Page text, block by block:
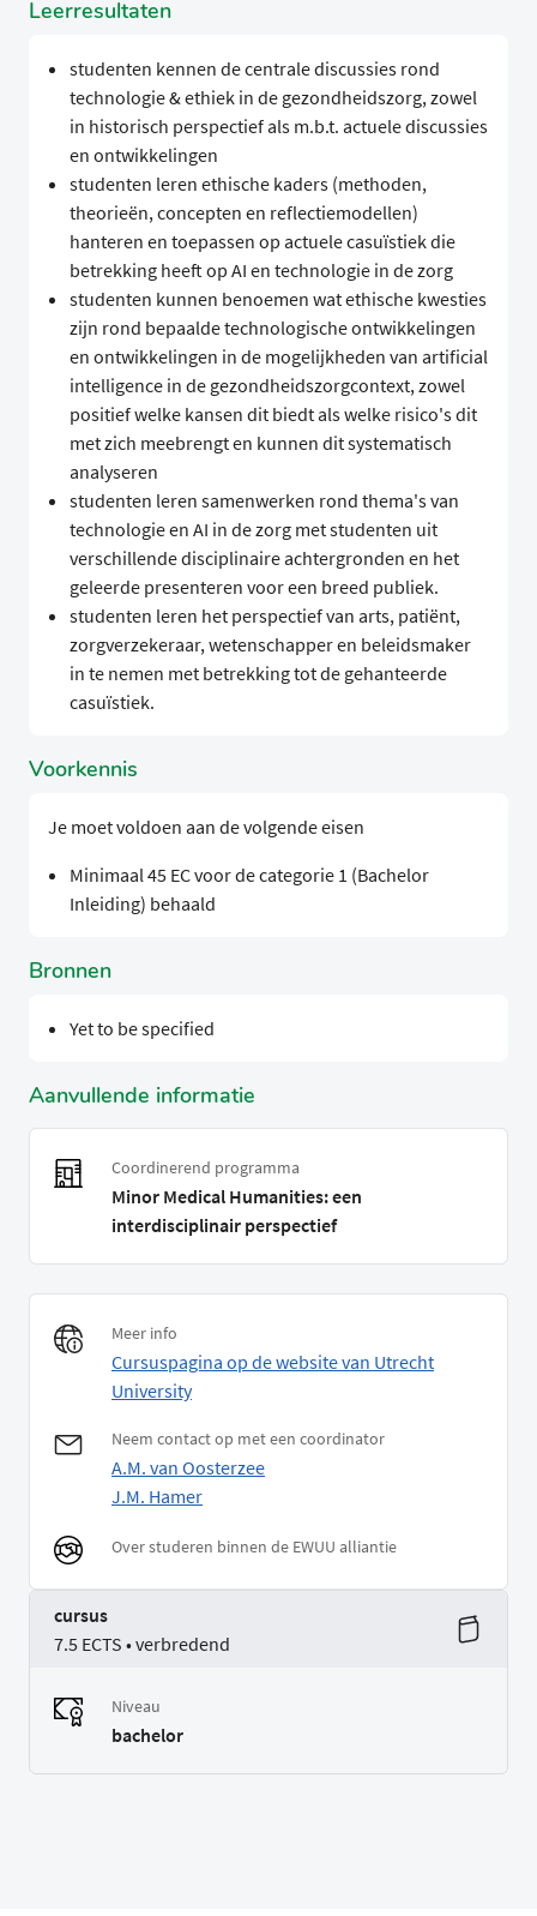
Leerresultaten
studenten kennen de centrale discussies rond
technologie & ethiek in de gezondheidszorg, zowel
in historisch perspectief als m.b.t. actuele discussies
en ontwikkelingen
studenten leren ethische kaders (methoden,
theorieën, concepten en reflectiemodellen)
hanteren en toepassen op actuele casuïstiek die
betrekking heeft op AI en technologie in de zorg
studenten kunnen benoemen wat ethische kwesties
zijn rond bepaalde technologische ontwikkelingen
en ontwikkelingen in de mogelijkheden van artificial
intelligence in de gezondheidszorgcontext, zowel
positief welke kansen dit biedt als welke risico's dit
met zich meebrengt en kunnen dit systematisch
analyseren
studenten leren samenwerken rond thema's van
technologie en AI in de zorg met studenten uit
verschillende disciplinaire achtergronden en het
geleerde presenteren voor een breed publiek.
studenten leren het perspectief van arts, patiënt,
zorgverzekeraar, wetenschapper en beleidsmaker
in te nemen met betrekking tot de gehanteerde
casuïstiek.
Voorkennis
Je moet voldoen aan de volgende eisen
Minimaal 45 EC voor de categorie 1 (Bachelor
Inleiding) behaald
Bronnen
Yet to be specified
Aanvullende informatie
Coordinerend programma
Minor Medical Humanities: een
interdisciplinair perspectief
Meer info
Cursuspagina op de website van Utrecht
University
Neem contact op met een coordinator
A.M. van Oosterzee
J.M. Hamer
Over studeren binnen de EWUU alliantie
cursus
7.5 ECTS • verbredend
Niveau
bachelor